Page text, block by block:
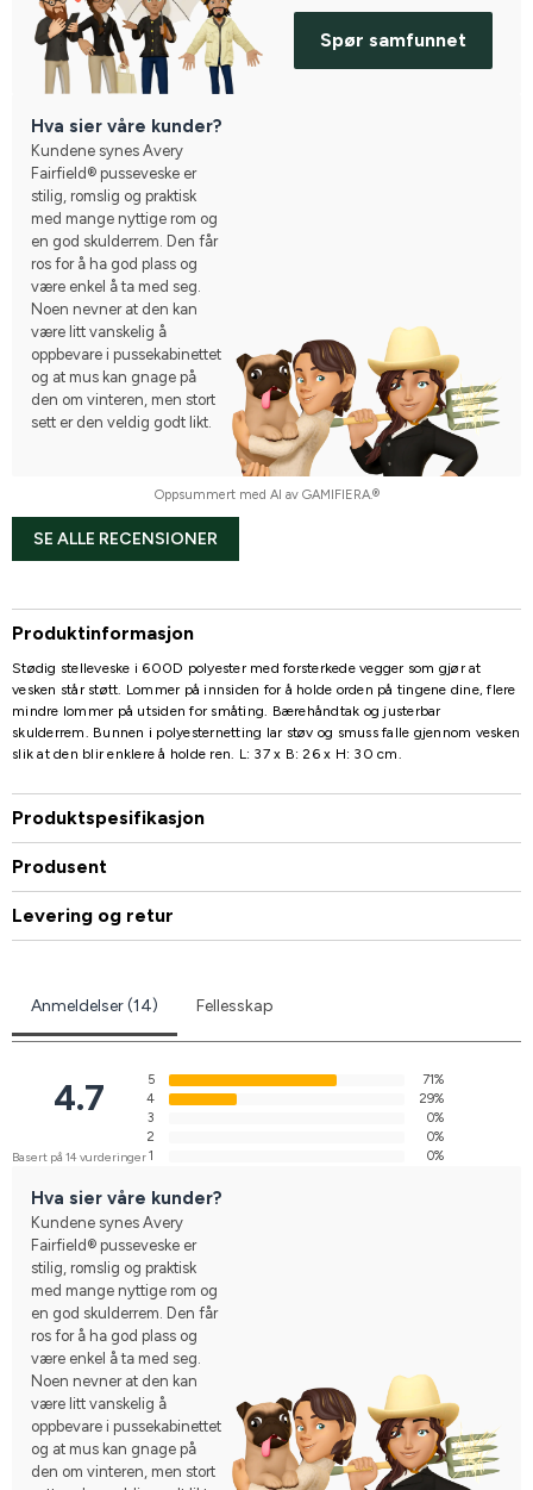
Spør samfunnet
Hva sier våre kunder?
Kundene synes Avery
Fairfield® pusseveske er
stilig, romslig og praktisk
med mange nyttige rom og
en god skulderrem. Den får
ros for å ha god plass og
være enkel å ta med seg.
Noen nevner at den kan
være litt vanskelig å
oppbevare i pussekabinettet
og at mus kan gnage på
den om vinteren, men stort
sett er den veldig godt likt.
Oppsummert med AI av GAMIFIERA.®
SE ALLE RECENSIONER
Produktinformasjon
Stødig stelleveske i 600D polyester med forsterkede vegger som gjør at
vesken står støtt. Lommer på innsiden for å holde orden på tingene dine, flere
mindre lommer på utsiden for småting. Bærehåndtak og justerbar
skulderrem. Bunnen i polyesternetting lar støv og smuss falle gjennom vesken
slik at den blir enklere å holde ren. L: 37 x B: 26 x H: 30 cm.
Produktspesifikasjon
Produsent
Levering og retur
Anmeldelser (14) Fellesskap
4.7
Basert på 14 vurderinger
5
71%
4
29%
3
0%
2
0%
1
0%
Hva sier våre kunder?
Kundene synes Avery
Fairfield® pusseveske er
stilig, romslig og praktisk
med mange nyttige rom og
en god skulderrem. Den får
ros for å ha god plass og
være enkel å ta med seg.
Noen nevner at den kan
være litt vanskelig å
oppbevare i pussekabinettet
og at mus kan gnage på
den om vinteren, men stort